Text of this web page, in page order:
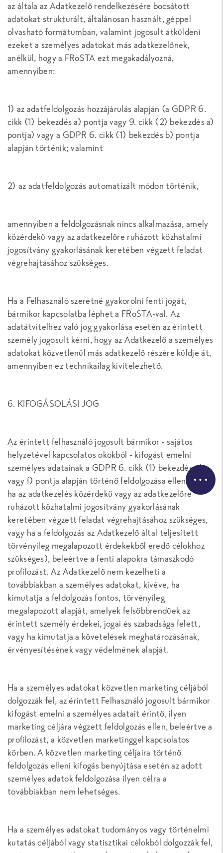
az általa az Adatkezelő rendelkezésére bocsátott
adatokat strukturált, általánosan használt, géppel
olvasható formátumban, valamint jogosult átküldeni
ezeket a személyes adatokat más adatkezelőnek,
anélkül, hogy a FRoSTA ezt megakadályozná,
amennyiben:
1) az adatfeldolgozás hozzájárulás alapján (a GDPR 6.
cikk (1) bekezdés a) pontja vagy 9. cikk (2) bekezdés a)
pontja) vagy a GDPR 6. cikk (1) bekezdés b) pontja
alapján történik; valamint
2) az adatfeldolgozás automatizált módon történik,
amennyiben a feldolgozásnak nincs alkalmazása, amely
közérdekű vagy az adatkezelőre ruházott közhatalmi
jogosítvány gyakorlásának keretében végzett feladat
végrehajtásához szükséges.
Ha a Felhasználó szeretné gyakorolni fenti jogát,
bármikor kapcsolatba léphet a FRoSTA-val. Az
adatátvitelhez való jog gyakorlása esetén az érintett
személy jogosult kérni, hogy az Adatkezelő a személyes
adatokat közvetlenül más adatkezelő részére küldje át,
amennyiben ez technikailag kivitelezhető.
6. KIFOGÁSOLÁSI JOG
Az érintett felhasználó jogosult bármikor - sajátos
helyzetével kapcsolatos okokból - kifogást emelni
személyes adatainak a GDPR 6. cikk (1) bekezdés e)
vagy f) pontja alapján történő feldolgozása ellen (vagyis
ha az adatkezelés közérdekű vagy az adatkezelőre
ruházott közhatalmi jogosítvány gyakorlásának
keretében végzett feladat végrehajtásához szükséges,
vagy ha a feldolgozás az Adatkezelő által teljesített
törvényileg megalapozott érdekekből eredő célokhoz
szükséges), beleértve a fenti alapokra támaszkodó
profilozást. Az Adatkezelő nem kezelheti a
továbbiakban a személyes adatokat, kivéve, ha
kimutatja a feldolgozás fontos, törvényileg
megalapozott alapját, amelyek felsőbbrendűek az
érintett személy érdekei, jogai és szabadsága felett,
vagy ha kimutatja a követelések meghatározásának,
érvényesítésének vagy védelmének alapját.
Ha a személyes adatokat közvetlen marketing céljából
dolgozzák fel, az érintett Felhasználó jogosult bármikor
kifogást emelni a személyes adatait érintő, ilyen
marketing céljára végzett feldolgozás ellen, beleértve a
profilozást, a közvetlen marketinggel kapcsolatos
körben. A közvetlen marketing céljaira történő
feldolgozás elleni kifogás benyújtása esetén az adott
személyes adatok feldolgozása ilyen célra a
továbbiakban nem lehetséges.
Ha a személyes adatokat tudományos vagy történelmi
kutatás céljából vagy statisztikai célokból dolgozzák fel,